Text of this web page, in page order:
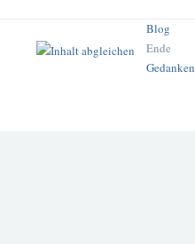
Blog
Ende
Gedanken